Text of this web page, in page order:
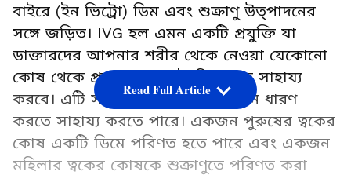
বাইরে (ইন ভিট্রো) ডিম এবং শুক্রাণু উত্পাদনের
সঙ্গে জড়িত। IVG হল এমন একটি প্রযুক্তি যা
ডাক্তারদের আপনার শরীর থেকে নেওয়া যেকোনো
কোষ থেকে প্রজনন কোষ তৈরি করতে সাহায্য
করবে। এটি সমকামী দম্পতিদের সন্তান ধারণ
করতে সাহায্য করতে পারে। একজন পুরুষের ত্বকের
কোষ একটি ডিমে পরিণত হতে পারে এবং একজন
মহিলার ত্বকের কোষকে শুক্রাণুতে পরিণত করা
Read Full Article